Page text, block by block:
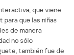
que viene
para que las niñas
de manera
no sólo
también fue de